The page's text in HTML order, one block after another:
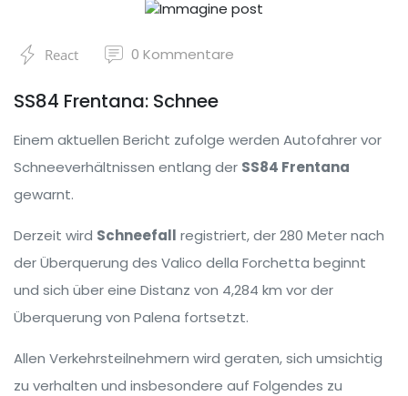
React 0 Kommentare
SS84 Frentana: Schnee
Einem aktuellen Bericht zufolge werden Autofahrer vor
Schneeverhältnissen entlang der SS84 Frentana
gewarnt.
Derzeit wird Schneefall registriert, der 280 Meter nach
der Überquerung des Valico della Forchetta beginnt
und sich über eine Distanz von 4,284 km vor der
Überquerung von Palena fortsetzt.
Allen Verkehrsteilnehmern wird geraten, sich umsichtig
zu verhalten und insbesondere auf Folgendes zu